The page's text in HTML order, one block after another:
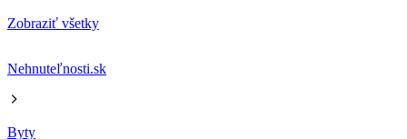
Zobraziť všetky
Nehnuteľnosti.sk
Byty